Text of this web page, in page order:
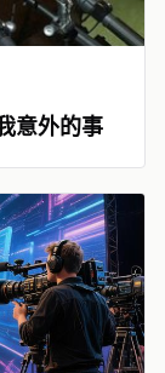
意外的事